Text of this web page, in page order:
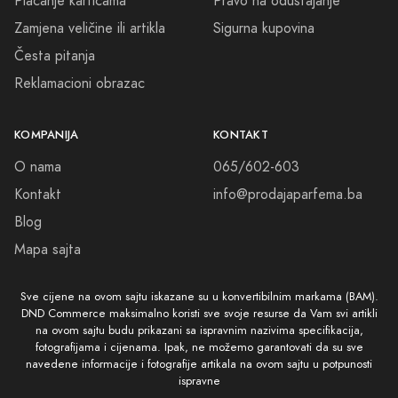
Dozvolite nam da vam pomognemo da proniknete u svet mirisa, da
vas očaraju i da vam obezbede neprocenjivi osećaj samopouzdanja
koji će reflektovati vašu unutrašnju snagu. Izaberite CM Parfemi
Dobrodošli u našu mirisnu oazu.
Zamjena veličine ili artikla
Česta pitanja
Reklamacioni obrazac
Sigurna kupovina
KOMPANIJA
O nama
Kontakt
Blog
Mapa sajta
KONTAKT
065/602-603
info@prodajaparfema.ba
Sve cijene na ovom sajtu iskazane su u konvertibilnim markama (BAM).
DND Commerce maksimalno koristi sve svoje resurse da Vam svi artikli
na ovom sajtu budu prikazani sa ispravnim nazivima specifikacija,
fotografijama i cijenama. Ipak, ne možemo garantovati da su sve
navedene informacije i fotografije artikala na ovom sajtu u potpunosti
ispravne